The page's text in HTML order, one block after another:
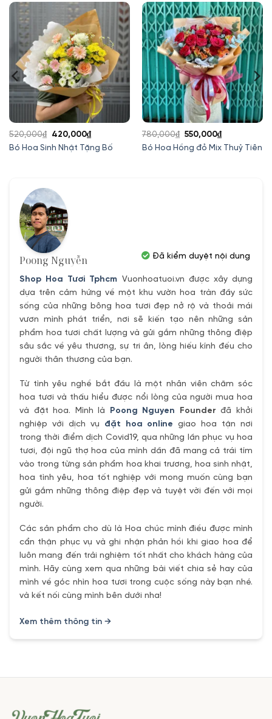
Bó Hoa Sinh Nhật Tặng Bố
520,000₫
Giá
gốc
420,000₫Giá
hiện
Bó Hoa Hồng đỏ Mix Thuỷ Tiên
780,000₫ Giá
gốc
550,000₫Giá
hiện
Poong Nguyễn
Shop Hoa Tươi Tphcm Vuonhoatuoi.vn được xây dựng
dựa trên cảm hứng về một khu vườn hoa tràn đầy sức
sống của những bông hoa tươi đẹp nở rộ và thoải mái
vươn mình phát triển, nơi sẽ kiến tạo nên những sản
phẩm hoa tươi chất lượng và gửi gắm những thông điệp
sâu sắc về yêu thương, sự tri ân, lòng hiếu kính đếu cho
người thân thương của bạn.
Từ tình yêu nghề bắt đầu là một nhân viên chăm sóc
hoa tươi và thấu hiểu được nổi lòng của người mua hoa
và đặt hoa. Mình là
Poong Nguyen Founder đã khởi
nghiệp với dịch vụ đặt hoa online giao hoa tận nơi
trong thời điểm dịch Covid19, qua những lần phục vụ hoa
tươi, đội ngũ thợ hoa của mình dần đã mang cả trái tím
vào trong từng sản phẩm hoa khai trương, hoa sinh nhật,
hoa tình yêu, hoa tốt nghiệp với mong muốn cùng bạn
gửi gắm những thông điệp đẹp và tuyệt vời đến với mọi
người.
Các sản phẩm cho dù là Hoa chúc mình điều được mình
cẩn thận phục vụ và ghi nhận phản hồi khi giao hoa để
luôn mang đến trải nghiệm tốt nhất cho khách hàng của
mình. Hãy cùng xem qua những bài viết chia sẻ hay của
mình về góc nhìn hoa tươi trong cuộc sống này bạn nhé.
và kết nối cùng mình bên dưới nha!
Xem thêm thông tin →
Đã kiểm duyệt nội dung